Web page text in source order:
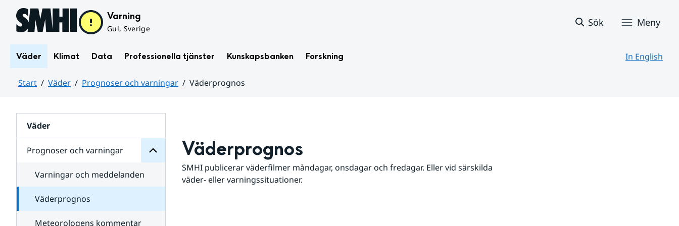
Hoppa till sidans innehåll Varning
Gul, Sverige
Sök Meny
Väder Klimat Data Professionella tjänster Kunskapsbanken Forskning In English
Start Väder Prognoser och varningar
Väderprognos
Väder
Prognoser och varningar
för
varningar
Varningar och meddelanden
Väderprognos
Meteorologens kommentar
Väderprognos
SMHI publicerar väderfilmer måndagar, onsdagar och fredagar. Eller vid särskilda
väder- eller varningssituationer.